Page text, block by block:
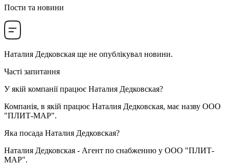
Пости та новини
Наталия Дедковская ще не опублікувал новини.
Часті запитання
У якій компанії працює Наталия Дедковская?
Компанія, в якій працює Наталия Дедковская, має назву ООО
"ПЛИТ-МАР".
Яка посада Наталия Дедковская?
Наталия Дедковская - Aгент по cнабжению у ООО "ПЛИТ-
МАР".